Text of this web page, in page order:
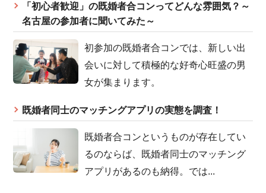
「初心者歓迎」の既婚者合コンってどんな雰囲気？～
名古屋の参加者に聞いてみた～
初参加の既婚者合コンでは、新しい出
会いに対して積極的な好奇心旺盛の男
女が集まります。
既婚者同士のマッチングアプリの実態を調査！
既婚者合コンというものが存在してい
るのならば、既婚者同士のマッチング
アプリがあるのも納得。では...